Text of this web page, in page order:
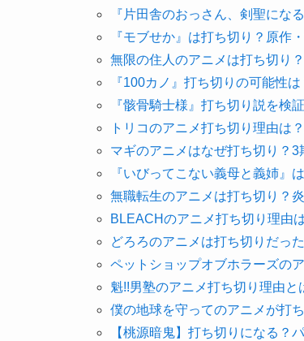
『片田舎のおっさん、剣聖にな
『モブせか』は打ち切り？原作
無限の住人のアニメは打ち切り
『100カノ』打ち切りの可能性
『骸骨騎士様』打ち切り説を検
トリコのアニメ打ち切り理由は
マギのアニメはなぜ打ち切り？
『いびってこない義母と義姉』
無職転生のアニメは打ち切り？
BLEACHのアニメ打ち切り理由
どろろのアニメは打ち切りだっ
ペットショップオブホラーズの
魁!!男塾のアニメ打ち切り理由
僕の地球を守ってのアニメが打
【桃源暗鬼】打ち切りになる？